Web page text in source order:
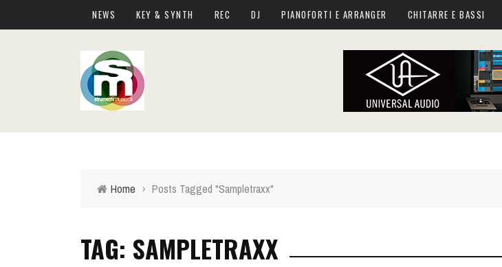
NEWS KEY & SYNTH REC DJ PIANOFORTI E ARRANGER CHITARRE E BASSI
Home › Posts Tagged "Sampletraxx"
TAG: SAMPLETRAXX